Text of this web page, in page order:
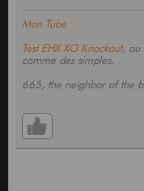
Mon Tube
Test EHX XO Knockout, ou
comme des simples.
665, the neighbor of the